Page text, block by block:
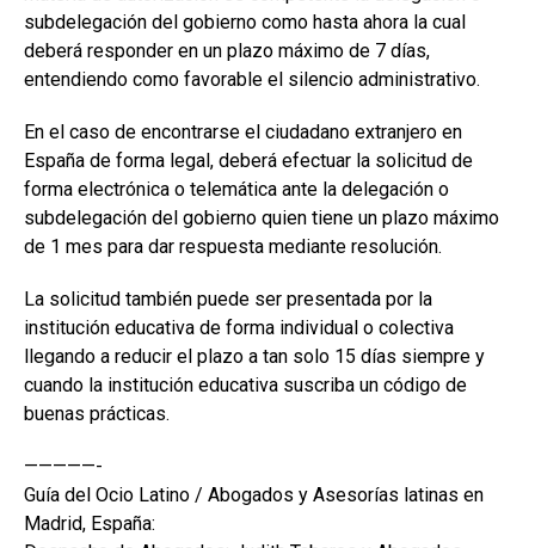
subdelegación del gobierno como hasta ahora la cual
deberá responder en un plazo máximo de 7 días,
entendiendo como favorable el silencio administrativo.
En el caso de encontrarse el ciudadano extranjero en
España de forma legal, deberá efectuar la solicitud de
forma electrónica o telemática ante la delegación o
subdelegación del gobierno quien tiene un plazo máximo
de 1 mes para dar respuesta mediante resolución.
La solicitud también puede ser presentada por la
institución educativa de forma individual o colectiva
llegando a reducir el plazo a tan solo 15 días siempre y
cuando la institución educativa suscriba un código de
buenas prácticas.
—————-
Guía del Ocio Latino / Abogados y Asesorías latinas en
Madrid, España: